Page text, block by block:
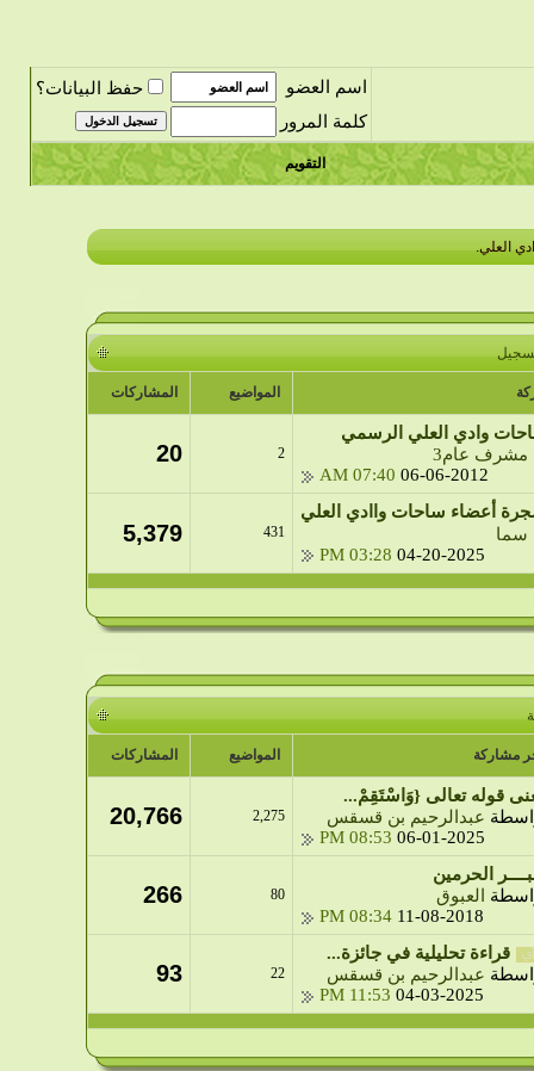
اسم العضو
حفظ البيانات؟
كلمة المرور
التقويم
العلي.
المواضيع المشاركات
وادي العلي الرسمي
مشرف عام3
06-06-2012
07:40 AM
2
20
أعضاء ساحات واادي العلي
سما
04-20-2025
03:28 PM
431
5,379
مشاركة المواضيع المشاركات
قوله تعالى {وَاسْتَقِمْ...
عبدالرحيم بن قسقس
06-01-2025
08:53 PM
2,275
20,766
الحرمين
العبوق
11-08-2018
08:34 PM
80
266
قراءة تحليلية في جائزة...
عبدالرحيم بن قسقس
04-03-2025
11:53 PM
22
93